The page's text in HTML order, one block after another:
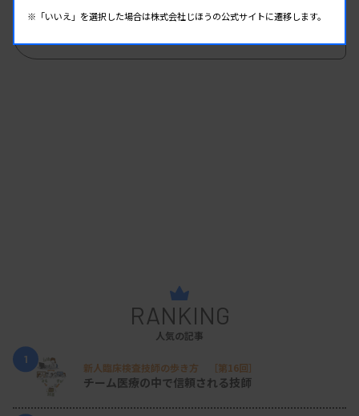
開催場所 : 和歌山県
RANKING
人気の記事
1
新人臨床検査技師の歩き方 ［第16回］
チーム医療の中で信頼される技師
※「いいえ」を選択した場合は株式会社じほうの公式サイトに遷移します。